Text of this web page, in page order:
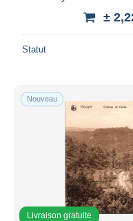
iDeal
Tout désélectionner
Monde entier
±
Statut
Nouveau
Livraison gratuite